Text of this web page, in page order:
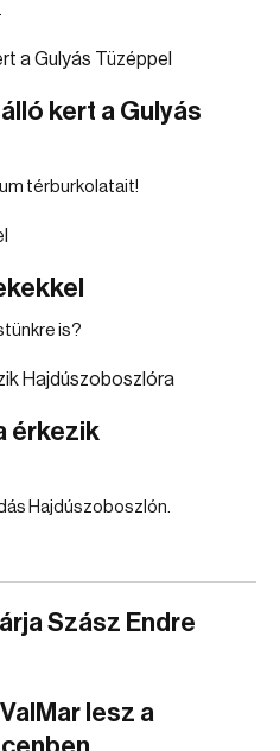
kert a Gulyás
térburkolatait!
is?
érkezik
Hajdúszoboszlón.
Szász Endre
lesz a